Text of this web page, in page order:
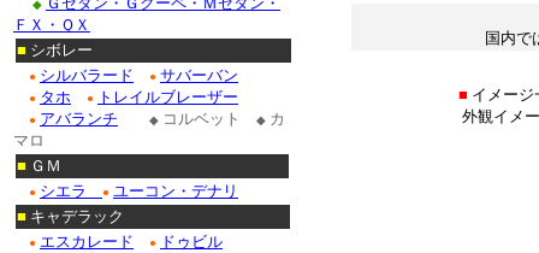
国内で
■ イメー
外観イメ
◆
ＦＸ・ＱＸ
■ シボレー
● シルバラード ● サバーバン
● タホ ● トレイルブレーザー
● アバランチ ◆ コルベット ◆ カ
マロ
■ ＧＭ
● シエラ ● ユーコン・デナリ
■ キャデラック
● エスカレード ● ドゥビル